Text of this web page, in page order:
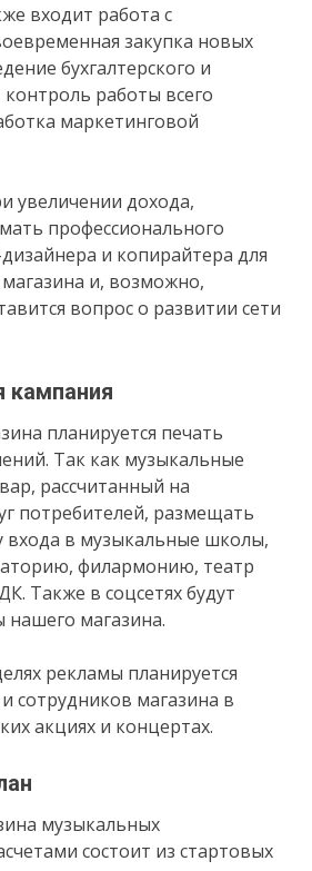
входит работа с
закупка новых
бухгалтерского и
контроль работы всего
маркетинговой
увеличении дохода,
профессионального
и копирайтера для
и, возможно,
вопрос о развитии сети
кампания
планируется печать
Так как музыкальные
рассчитанный на
потребителей, размещать
в музыкальные школы,
филармонию, театр
Также в соцсетях будут
нашего магазина.
рекламы планируется
сотрудников магазина в
акциях и концертах.
музыкальных
состоит из стартовых